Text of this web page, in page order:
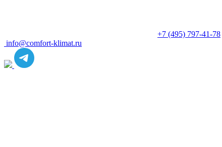
+7 (495) 797-41-78
info@comfort-klimat.ru